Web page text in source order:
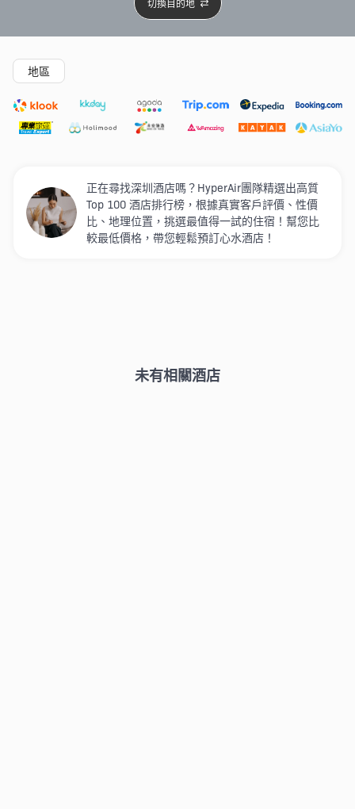
切換目的地
精選酒店
地區
正在尋找深圳酒店嗎？HyperAir團隊精選出高質
Top 100 酒店排行榜，根據真實客戶評價、性價
比、地理位置，挑選最值得一試的住宿！幫您比
較最低價格，帶您輕鬆預訂心水酒店！
未有相關酒店